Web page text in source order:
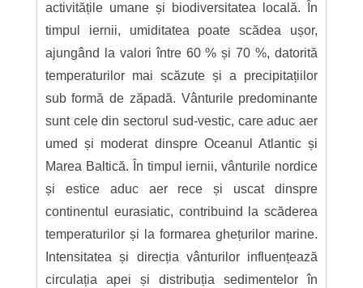
activitățile umane și biodiversitatea locală. În
timpul iernii, umiditatea poate scădea ușor,
ajungând la valori între 60 % și 70 %, datorită
temperaturilor mai scăzute și a precipitațiilor
sub formă de zăpadă. Vânturile predominante
sunt cele din sectorul sud-vestic, care aduc aer
umed și moderat dinspre Oceanul Atlantic și
Marea Baltică. În timpul iernii, vânturile nordice
și estice aduc aer rece și uscat dinspre
continentul eurasiatic, contribuind la scăderea
temperaturilor și la formarea ghețurilor marine.
Intensitatea și direcția vânturilor influențează
circulația apei și distribuția sedimentelor în